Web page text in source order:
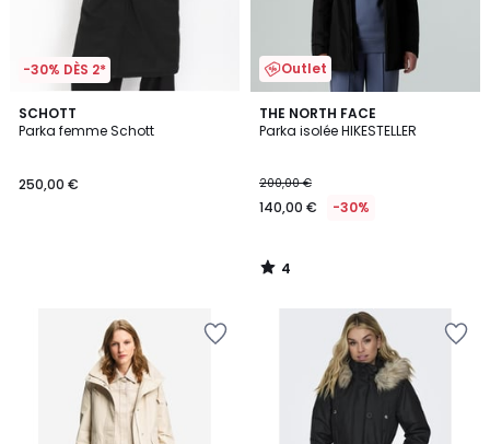
-30% DÈS 2*
SCHOTT
Parka femme Schott
250,00 €
Outlet
THE NORTH FACE
Parka isolée HIKESTELLER
200,00 €
140,00 € -30%
4
/
4
/